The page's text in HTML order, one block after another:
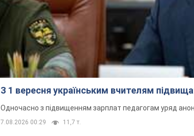
З 1 вересня українським вчителям
Одночасно з підвищенням зарплат педагогам уряд
7.08.2026 00:29 11,7 т.